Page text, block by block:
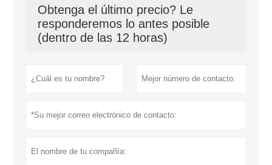
Obtenga el último precio? Le
responderemos lo antes posible
(dentro de las 12 horas)